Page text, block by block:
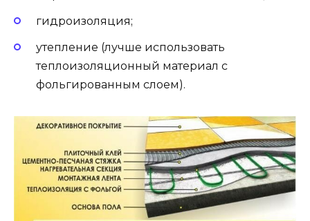
гидроизоляция;
утепление (лучше использовать
теплоизоляционный материал с
фольгированным слоем).